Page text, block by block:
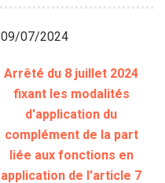
09/07/2024
Arrêté du 8 juillet 2024
fixant les modalités
d'application du
complément de la part
liée aux fonctions en
application de l'article 7